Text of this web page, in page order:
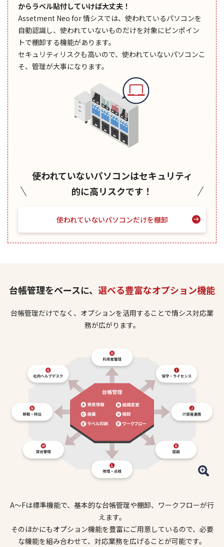
からラベル貼付していけば大丈夫！
Assetment Neo for 情シスでは、使われているパソコンを
自動認識し、使われていないものだけを対象にピンポイン
トで棚卸する機能があります。
セキュリティリスクも高いので、使われていないパソコンこ
そ、管理が大事になります。
使われていないパソコンはセキュリティ
的に高リスクです！
使われていないパソコンだけを棚卸
台帳管理をベースに、 選べる豊富なオプション機能
台帳管理だけでなく、オプションを活用することで情シス対応業
務が広がります。
A～Fは標準機能で、基本的な台帳管理や棚卸、ワークフローが行
えます。
そのほかにもオプション機能を豊富にご用意しているので、必要
な機能を組み合わせて、対応業務を広げることが可能です。